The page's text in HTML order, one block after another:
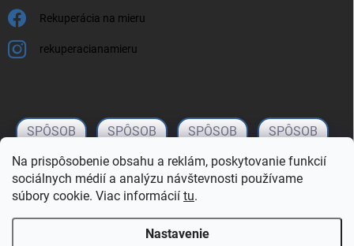
Na prispôsobenie obsahu a reklám, poskytovanie funkcií
sociálnych médií a analýzu návštevnosti používame
súbory cookie. Viac informácií tu.
Nastavenie
Rekuperácia na mieru
rekuperacianamieru